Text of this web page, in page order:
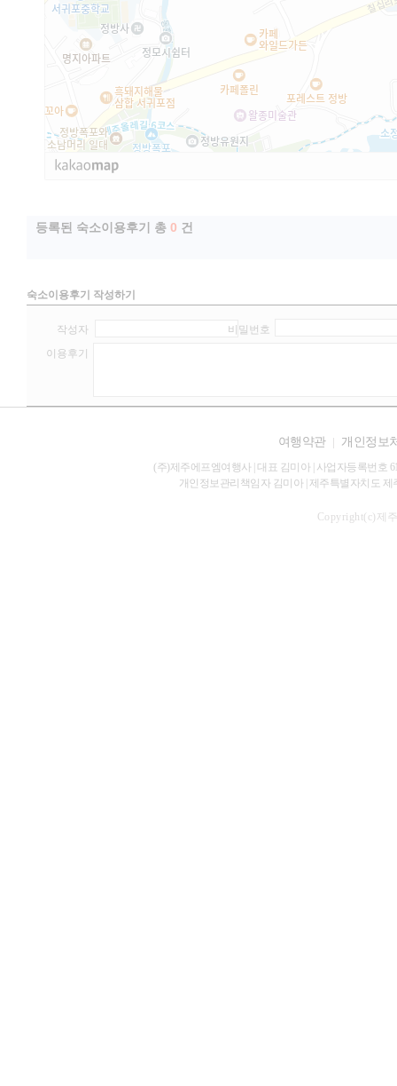
등록된 숙소이용후기 총 0 건
숙소이용후기 작성하기
작성자
비밀번호
이용후기
여행약관| 개인정보
(주)제주에프엠여행사 | 대표 김미아 | 사업자등록번호
개인정보관리책임자 김미아 | 제주특별자치도 제
Copyright(c)제